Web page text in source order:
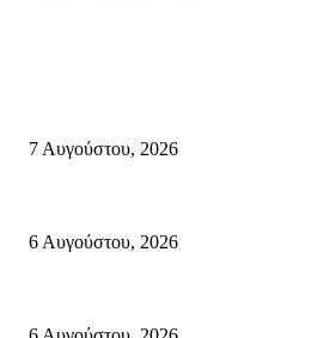
7 Αυγούστου, 2026
6 Αυγούστου, 2026